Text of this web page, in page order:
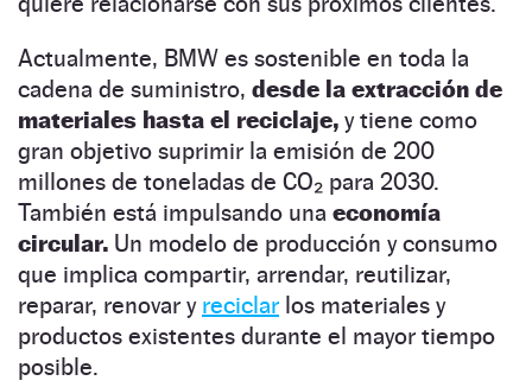
Actualmente, BMW es sostenible en toda la
cadena de suministro, desde la extracción de
materiales hasta el reciclaje, y tiene como
gran objetivo suprimir la emisión de 200
millones de toneladas de CO₂ para 2030.
También está impulsando una economía
circular. Un modelo de producción y consumo
que implica compartir, arrendar, reutilizar,
reparar, renovar y reciclar los materiales y
productos existentes durante el mayor tiempo
posible.